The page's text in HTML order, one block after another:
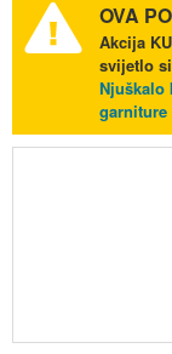
OVA
Akcija
svijetlo
Njuškalo
garniture